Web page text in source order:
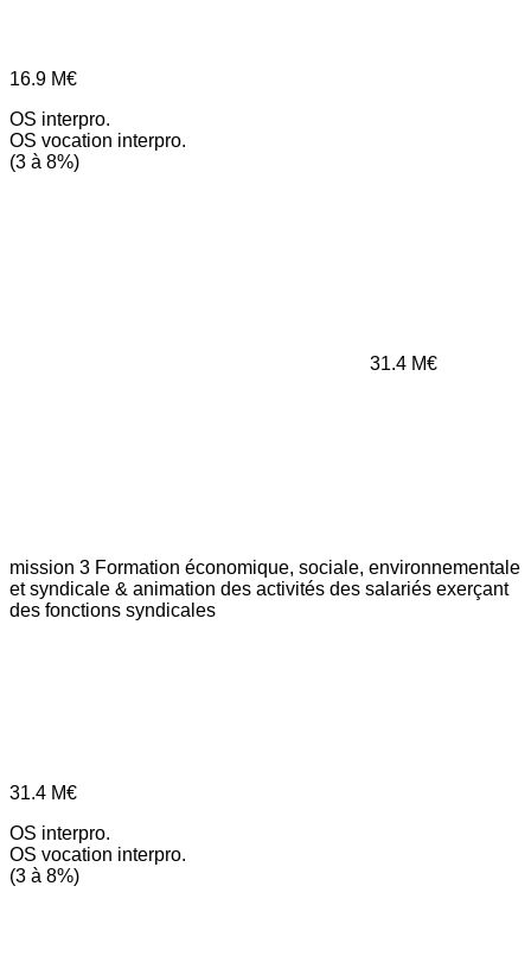
16.9 M€
OS interpro.
OS vocation interpro.
(3 à 8%)
31.4 M€
mission 3 Formation économique, sociale, environnementale
et syndicale & animation des activités des salariés exerçant
des fonctions syndicales
31.4 M€
OS interpro.
OS vocation interpro.
(3 à 8%)